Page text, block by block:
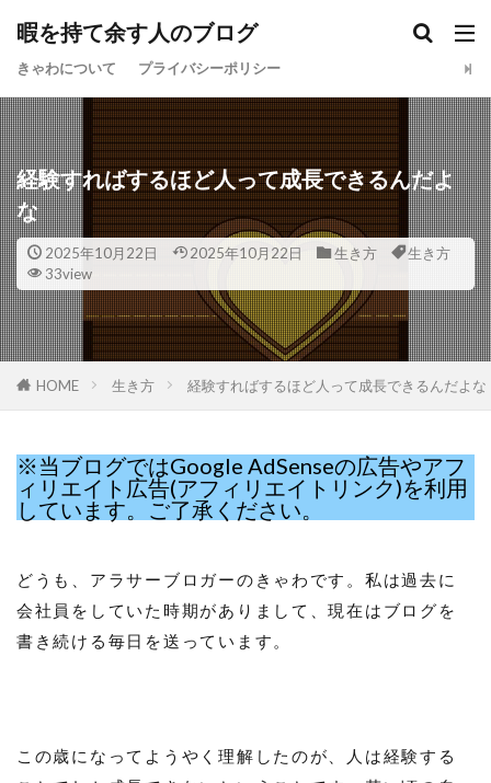
暇を持て余す人のブログ
きゃわについて プライバシーポリシー
経験すればするほど人って成長できるんだよ
な
2025年10月22日 2025年10月22日 生き方
生き方
33view
HOME 生き方 経験すればするほど人って成長できるんだよな
※当ブログではGoogle AdSenseの広告やアフ
ィリエイト広告(アフィリエイトリンク)を利用
しています。ご了承ください。
どうも、アラサーブロガーのきゃわです。私は過去に
会社員をしていた時期がありまして、現在はブログを
書き続ける毎日を送っています。
この歳になってようやく理解したのが、人は経験する